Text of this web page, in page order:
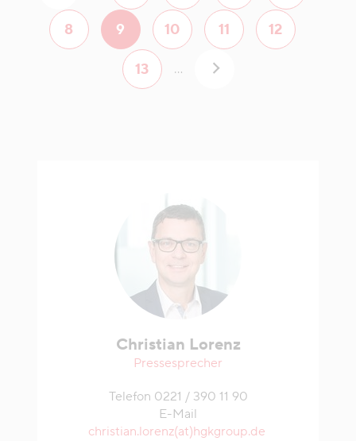
8 9 10 11 12
13 ...
Christian Lorenz
Pressesprecher
Telefon 0221 / 390 11 90
E-Mail
christian.lorenz(at)hgkgroup.de